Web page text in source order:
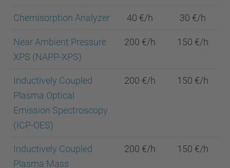
Chemisorption Analyzer 40 €/h 30 €/h
Near Ambient Pressure
XPS (NAPP-XPS)
200 €/h 150 €/h
Inductively Coupled
Plasma Optical
Emission Spectroscopy
(ICP-OES)
200 €/h 150 €/h
Inductively Coupled
Plasma Mass
200 €/h 150 €/h